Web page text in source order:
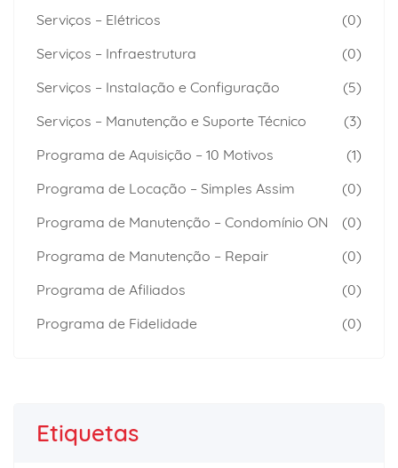
Serviços – Elétricos
(0)
Serviços – Infraestrutura
(0)
Serviços – Instalação e Configuração
(5)
Serviços – Manutenção e Suporte Técnico
(3)
Programa de Aquisição – 10 Motivos
(1)
Programa de Locação – Simples Assim
(0)
Programa de Manutenção – Condomínio ON
(0)
Programa de Manutenção – Repair
(0)
Programa de Afiliados
(0)
Programa de Fidelidade
(0)
Etiquetas